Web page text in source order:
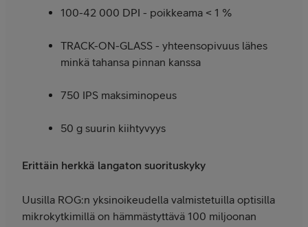
100-42 000 DPI - poikkeama < 1 %
TRACK-ON-GLASS - yhteensopivuus lähes
minkä tahansa pinnan kanssa
750 IPS maksiminopeus
50 g suurin kiihtyvyys
Erittäin herkkä langaton suorituskyky
Uusilla ROG:n yksinoikeudella valmistetuilla optisilla
mikrokytkimillä on hämmästyttävä 100 miljoonan